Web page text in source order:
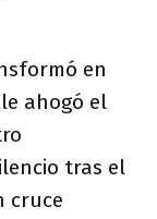
en
ahogó el
tras el
cruce